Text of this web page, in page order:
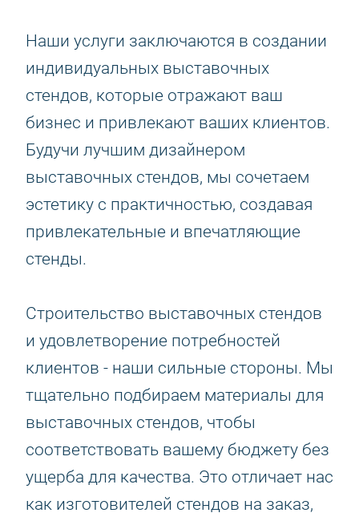
Наши услуги заключаются в создании
индивидуальных выставочных
стендов, которые отражают ваш
бизнес и привлекают ваших клиентов.
Будучи лучшим дизайнером
выставочных стендов, мы сочетаем
эстетику с практичностью, создавая
привлекательные и впечатляющие
стенды.
Строительство выставочных стендов
и удовлетворение потребностей
клиентов - наши сильные стороны. Мы
тщательно подбираем материалы для
выставочных стендов, чтобы
соответствовать вашему бюджету без
ущерба для качества. Это отличает нас
как изготовителей стендов на заказ,